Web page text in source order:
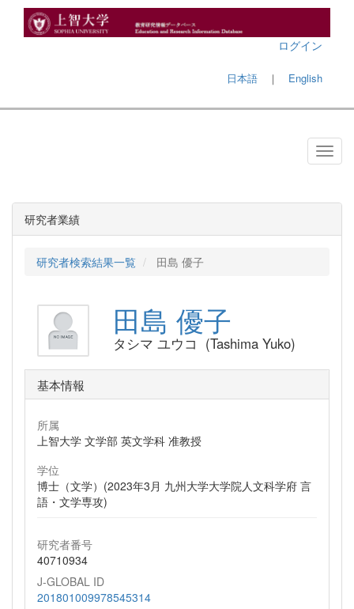
ログイン
日本語 ｜ English
研究者業績
研究者検索結果一覧 田島 優子
田島 優子
タシマ ユウコ (Tashima Yuko)
基本情報
所属
上智大学 文学部 英文学科 准教授
学位
博士（文学）(2023年3月 九州大学大学院人文科学府 言
語・文学専攻)
研究者番号
40710934
J-GLOBAL ID
201801009978545314